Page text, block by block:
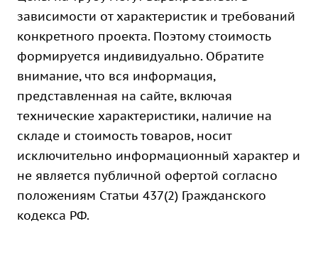
зависимости от характеристик и требований
конкретного проекта. Поэтому стоимость
формируется индивидуально. Обратите
внимание, что вся информация,
представленная на сайте, включая
технические характеристики, наличие на
складе и стоимость товаров, носит
исключительно информационный характер и
не является публичной офертой согласно
положениям Статьи 437(2) Гражданского
кодекса РФ.